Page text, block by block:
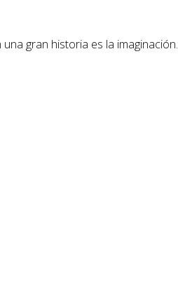
gran historia es la imaginación.